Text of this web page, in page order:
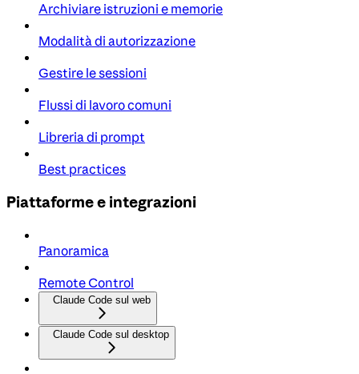
Archiviare istruzioni e memorie
Modalità di autorizzazione
Gestire le sessioni
Flussi di lavoro comuni
Libreria di prompt
Best practices
Piattaforme e integrazioni
Panoramica
Remote Control
Claude Code sul web
Claude Code sul desktop